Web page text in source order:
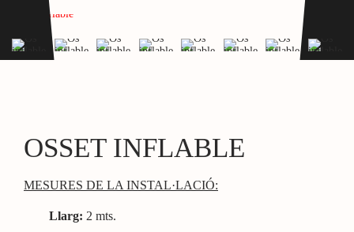
OSSET INFLABLE
MESURES DE LA INSTAL·LACIÓ:
Llarg: 2 mts.